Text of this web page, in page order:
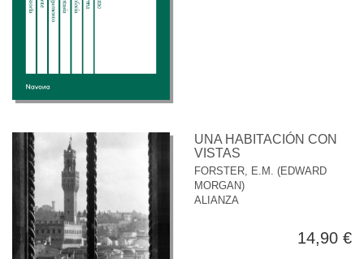
UNA HABITACIÓN CON
VISTAS
FORSTER, E.M. (EDWARD
MORGAN)
ALIANZA
14,90 €